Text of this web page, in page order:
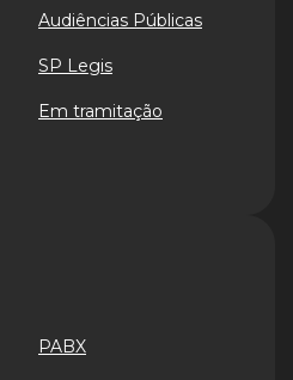
Audiências Públicas
SP Legis
Em tramitação
PABX